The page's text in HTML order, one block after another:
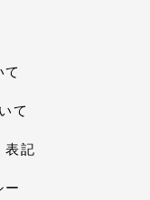
て
て
表記
ー